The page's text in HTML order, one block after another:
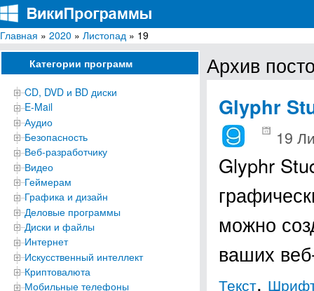
ВикиПрограммы
Энциклопедия бесплатных компьютерных программ для Windows
Главная » 2020 » Листопад » 19
Категории программ
CD, DVD и BD диски
E-Mail
Аудио
Безопасность
Веб-разработчику
Видео
Геймерам
Графика и дизайн
Деловые программы
Диски и файлы
Интернет
Искусственный интеллект
Криптовалюта
Мобильные телефоны
Архив
Glyphr
19
Glyphr
можно
ваших
Текст,